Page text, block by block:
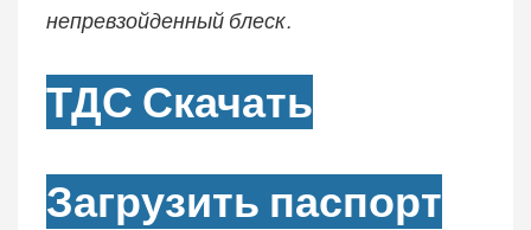
непревзойденный блеск.
ТДС Скачать
Загрузить паспорт